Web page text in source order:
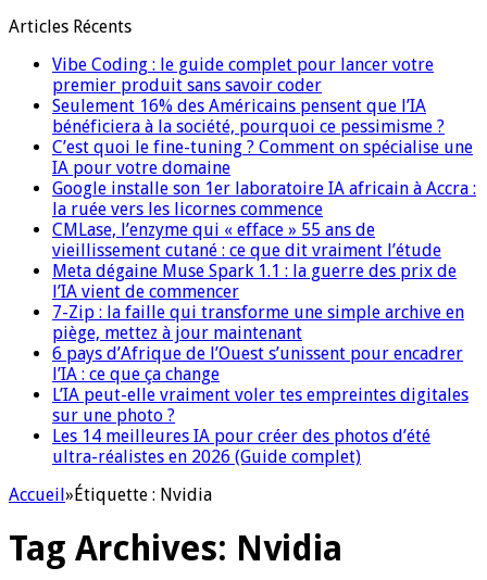
Articles Récents
Vibe Coding : le guide complet pour lancer votre
premier produit sans savoir coder
Seulement 16% des Américains pensent que l’IA
bénéficiera à la société, pourquoi ce pessimisme ?
C’est quoi le fine-tuning ? Comment on spécialise une
IA pour votre domaine
Google installe son 1er laboratoire IA africain à Accra :
la ruée vers les licornes commence
CMLase, l’enzyme qui « efface » 55 ans de
vieillissement cutané : ce que dit vraiment l’étude
Meta dégaine Muse Spark 1.1 : la guerre des prix de
l’IA vient de commencer
7-Zip : la faille qui transforme une simple archive en
piège, mettez à jour maintenant
6 pays d’Afrique de l’Ouest s’unissent pour encadrer
l’IA : ce que ça change
L’IA peut-elle vraiment voler tes empreintes digitales
sur une photo ?
Les 14 meilleures IA pour créer des photos d’été
ultra-réalistes en 2026 (Guide complet)
Accueil»Étiquette : Nvidia
Tag Archives: Nvidia